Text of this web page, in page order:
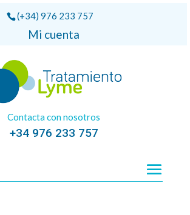
(+34) 976 233 757
Mi cuenta
Contacta con nosotros
+34 976 233 757